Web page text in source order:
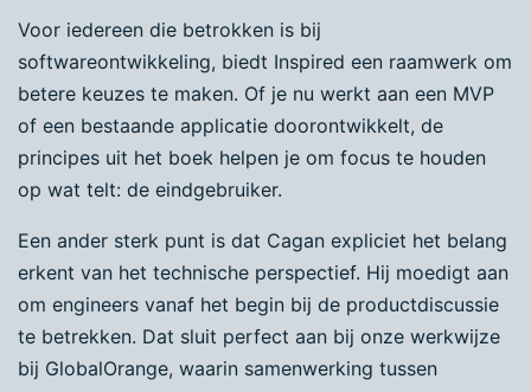
Voor iedereen die betrokken is bij
softwareontwikkeling, biedt Inspired een raamwerk om
betere keuzes te maken. Of je nu werkt aan een MVP
of een bestaande applicatie doorontwikkelt, de
principes uit het boek helpen je om focus te houden
op wat telt: de eindgebruiker.
Een ander sterk punt is dat Cagan expliciet het belang
erkent van het technische perspectief. Hij moedigt aan
om engineers vanaf het begin bij de productdiscussie
te betrekken. Dat sluit perfect aan bij onze werkwijze
bij GlobalOrange, waarin samenwerking tussen